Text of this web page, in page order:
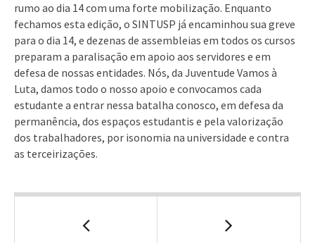
rumo ao dia 14 com uma forte mobilização. Enquanto
fechamos esta edição, o SINTUSP já encaminhou sua greve
para o dia 14, e dezenas de assembleias em todos os cursos
preparam a paralisação em apoio aos servidores e em
defesa de nossas entidades. Nós, da Juventude Vamos à
Luta, damos todo o nosso apoio e convocamos cada
estudante a entrar nessa batalha conosco, em defesa da
permanência, dos espaços estudantis e pela valorização
dos trabalhadores, por isonomia na universidade e contra
as terceirizações.